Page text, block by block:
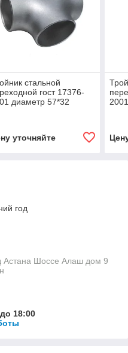
стальной
гост 17376-
диаметр 57*32
уточняйте
год
Астана Шоссе Алаш дом 9
18:00